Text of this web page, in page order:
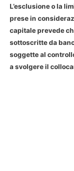
L’esclusione o la
prese in
capitale prevede
sottoscritte da
soggette al
a svolgere il